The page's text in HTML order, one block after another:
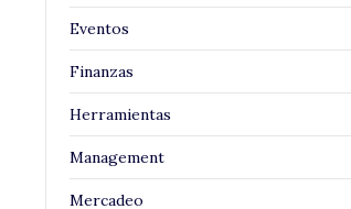
Eventos
Finanzas
Herramientas
Management
Mercadeo